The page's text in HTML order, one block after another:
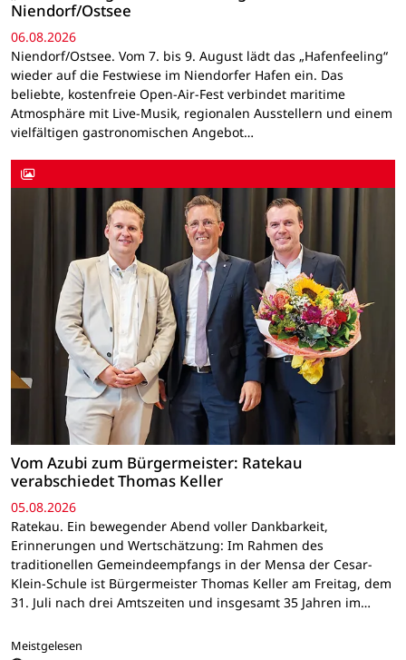
Niendorf/Ostsee
06.08.2026
Niendorf/Ostsee. Vom 7. bis 9. August lädt das „Hafenfeeling“
wieder auf die Festwiese im Niendorfer Hafen ein. Das
beliebte, kostenfreie Open-Air-Fest verbindet maritime
Atmosphäre mit Live-Musik, regionalen Ausstellern und einem
vielfältigen gastronomischen Angebot…
Vom Azubi zum Bürgermeister: Ratekau
verabschiedet Thomas Keller
05.08.2026
Ratekau. Ein bewegender Abend voller Dankbarkeit,
Erinnerungen und Wertschätzung: Im Rahmen des
traditionellen Gemeindeempfangs in der Mensa der Cesar-
Klein-Schule ist Bürgermeister Thomas Keller am Freitag, dem
31. Juli nach drei Amtszeiten und insgesamt 35 Jahren im…
Meistgelesen